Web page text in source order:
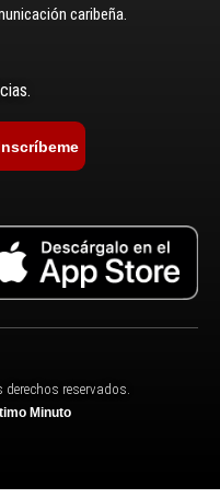
caribeña.
reservados.
Minuto